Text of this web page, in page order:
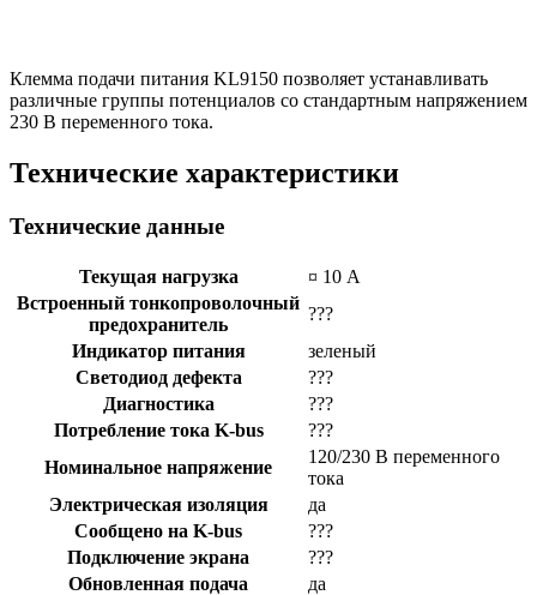
Клемма подачи питания KL9150 позволяет устанавливать
различные группы потенциалов со стандартным напряжением
230 В переменного тока.
Технические характеристики
Технические данные
Текущая нагрузка
¤ 10 А
Встроенный тонкопроволочный
предохранитель
???
Индикатор питания
зеленый
Светодиод дефекта
???
Диагностика
???
Потребление тока K-bus
???
Номинальное напряжение
120/230 В переменного
тока
Электрическая изоляция
да
Сообщено на K-bus
???
Подключение экрана
???
Обновленная подача
да